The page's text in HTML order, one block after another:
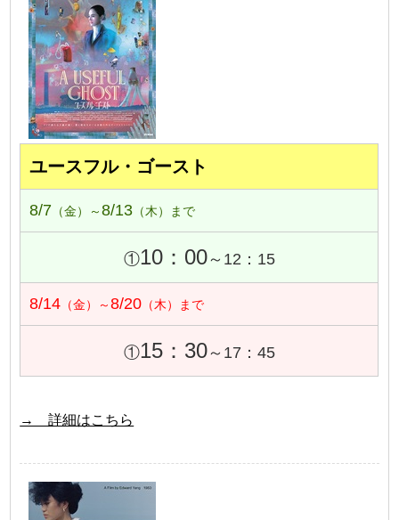
ユースフル・ゴースト
8/7 （金）～8/13 （木）まで
①10：00～12：15
8/14 （金）～8/20 （木）まで
①15：30～17：45
→ 詳細はこちら